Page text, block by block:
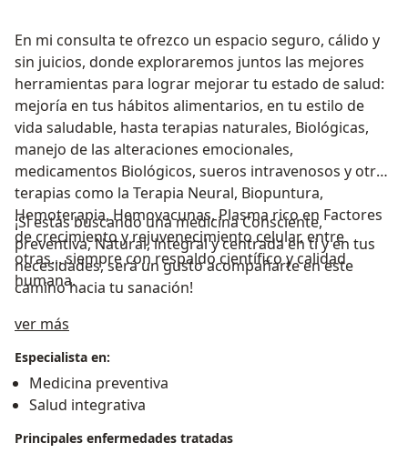
En mi consulta te ofrezco un espacio seguro, cálido y
sin juicios, donde exploraremos juntos las mejores
herramientas para lograr mejorar tu estado de salud:
mejoría en tus hábitos alimentarios, en tu estilo de
vida saludable, hasta terapias naturales, Biológicas,
manejo de las alteraciones emocionales,
medicamentos Biológicos, sueros intravenosos y otras
terapias como la Terapia Neural, Biopuntura,
Hemoterapia, Hemovacunas, Plasma rico en Factores
de crecimiento y rejuvenecimiento celular, entre
otras... siempre con respaldo científico y calidad
humana.
¡Si estás buscando una medicina Consciente,
preventiva, Natural, integral y centrada en ti y en tus
necesidades, será un gusto acompañarte en este
camino hacia tu sanación!
ver más
Especialista en:
Medicina preventiva
Salud integrativa
Principales enfermedades tratadas